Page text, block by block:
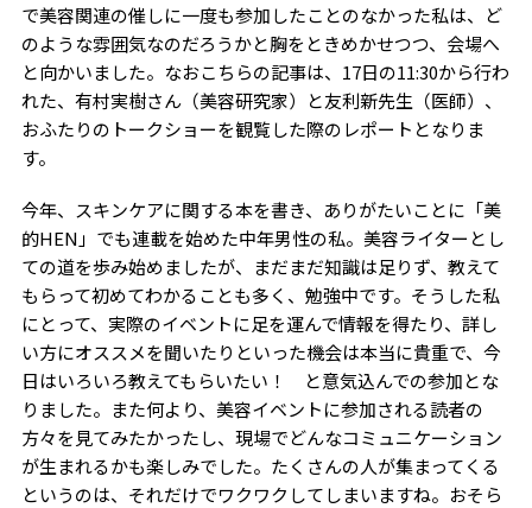
で美容関連の催しに一度も参加したことのなかった私は、ど
のような雰囲気なのだろうかと胸をときめかせつつ、会場へ
と向かいました。なおこちらの記事は、17日の11:30から行わ
れた、有村実樹さん（美容研究家）と友利新先生（医師）、
おふたりのトークショーを観覧した際のレポートとなりま
す。
今年、スキンケアに関する本を書き、ありがたいことに「美
的HEN」でも連載を始めた中年男性の私。美容ライターとし
ての道を歩み始めましたが、まだまだ知識は足りず、教えて
もらって初めてわかることも多く、勉強中です。そうした私
にとって、実際のイベントに足を運んで情報を得たり、詳し
い方にオススメを聞いたりといった機会は本当に貴重で、今
日はいろいろ教えてもらいたい！ と意気込んでの参加とな
りました。また何より、美容イベントに参加される読者の
方々を見てみたかったし、現場でどんなコミュニケーション
が生まれるかも楽しみでした。たくさんの人が集まってくる
というのは、それだけでワクワクしてしまいますね。おそら